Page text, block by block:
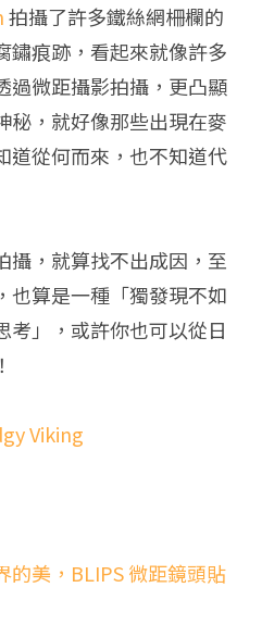
拍攝了許多鐵絲網柵欄的
鏽痕跡，看起來就像許多
過微距攝影拍攝，更凸顯
秘，就好像那些出現在麥
道從何而來，也不知道代
攝，就算找不出成因，至
也算是一種「獨發現不如
考」，或許你也可以從日
Viking
的美，BLIPS 微距鏡頭貼